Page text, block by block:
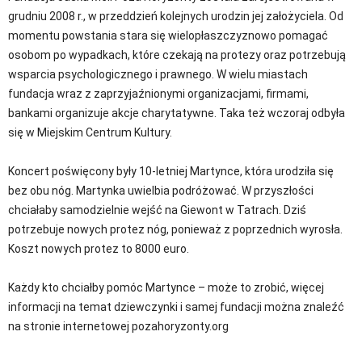
grudniu 2008 r., w przeddzień kolejnych urodzin jej założyciela. Od
momentu powstania stara się wielopłaszczyznowo pomagać
osobom po wypadkach, które czekają na protezy oraz potrzebują
wsparcia psychologicznego i prawnego. W wielu miastach
fundacja wraz z zaprzyjaźnionymi organizacjami, firmami,
bankami organizuje akcje charytatywne. Taka też wczoraj odbyła
się w Miejskim Centrum Kultury.
Koncert poświęcony były 10-letniej Martynce, która urodziła się
bez obu nóg. Martynka uwielbia podróżować. W przyszłości
chciałaby samodzielnie wejść na Giewont w Tatrach. Dziś
potrzebuje nowych protez nóg, ponieważ z poprzednich wyrosła.
Koszt nowych protez to 8000 euro.
Każdy kto chciałby pomóc Martynce – może to zrobić, więcej
informacji na temat dziewczynki i samej fundacji można znaleźć
na stronie internetowej pozahoryzonty.org